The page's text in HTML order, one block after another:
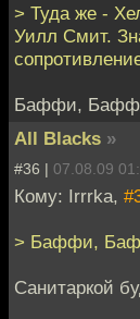
> Туда же -
Уилл Смит.
Баффи,
All Blacks »
#36 | 07.08.09
Кому: Irrrka,
> Баффи,
Санитаркой